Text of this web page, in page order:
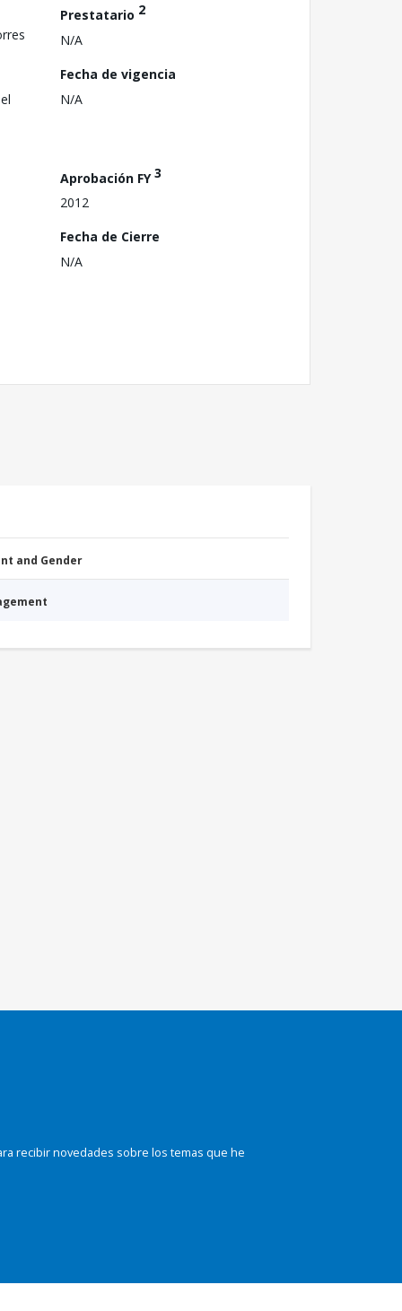
Prestatario 2
N/A
Fecha de vigencia
N/A
Aprobación FY3
2012
Fecha de Cierre
N/A
and Gender
recibir novedades sobre los temas que he